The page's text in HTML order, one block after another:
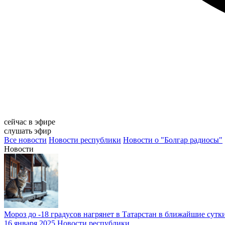
сейчас в эфире
слушать эфир
Все новости Новости республики Новости о "Болгар радиосы"
Новости
Мороз до -18 градусов нагрянет в Татарстан в ближайшие